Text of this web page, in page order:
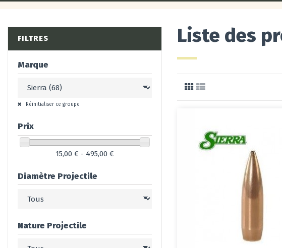
Liste des
FILTRES
Marque
Réinitialiser ce groupe
Prix
15,00 € - 495,00 €
Diamètre Projectile
Nature Projectile